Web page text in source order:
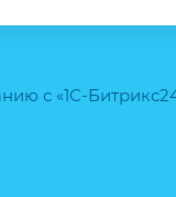
с «1С-